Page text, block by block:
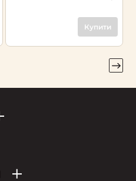
Купити